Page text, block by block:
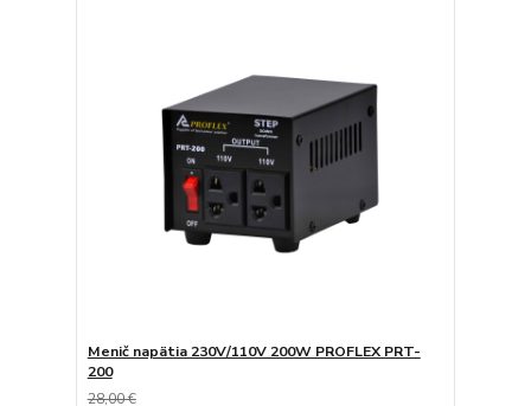
Menič napätia 230V/110V 200W PROFLEX PRT-
200
28,00 €